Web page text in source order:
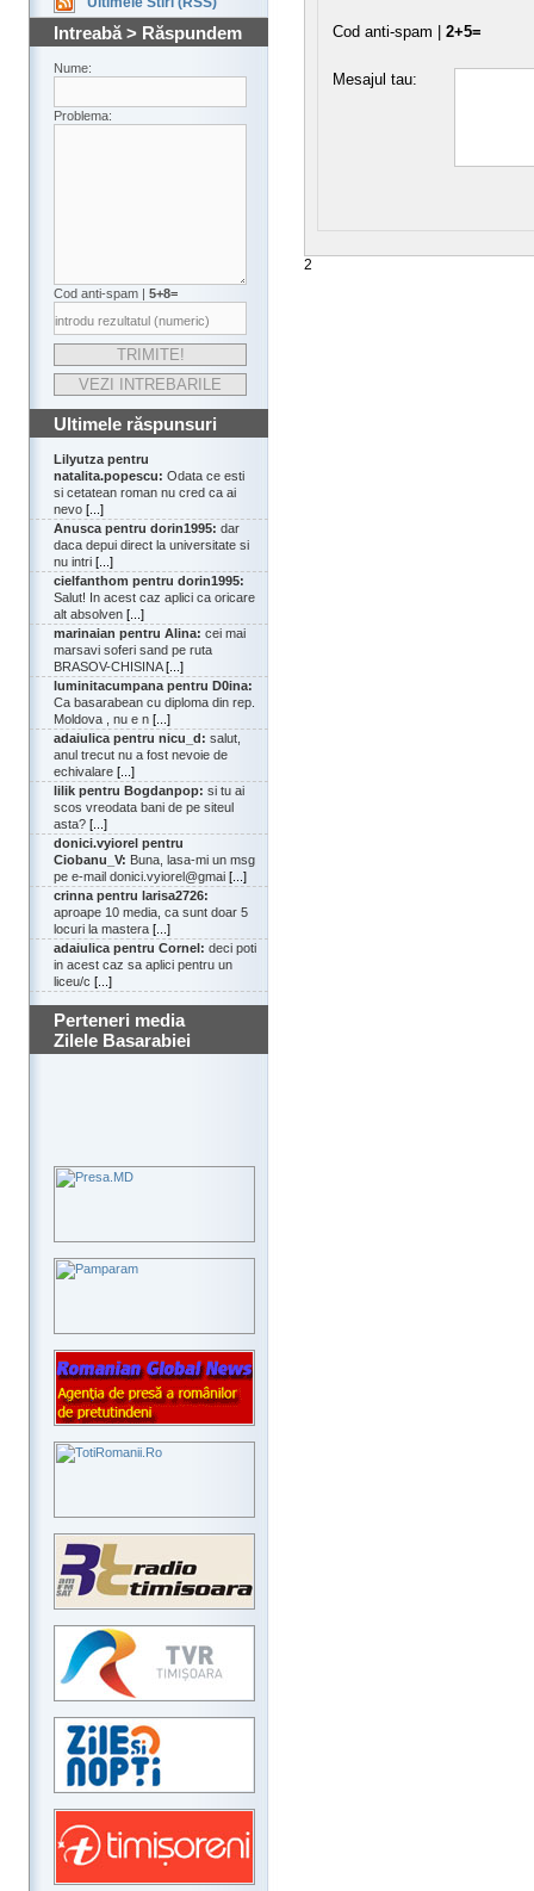
Intreabă > Răspundem
Nume:
Problema:
Cod anti-spam | 5+8=
Ultimele răspunsuri
Lilyutza pentru
natalita.popescu: Odata ce esti
si cetatean roman nu cred ca ai
nevo [...]
Anusca pentru dorin1995: dar
daca depui direct la universitate si
nu intri [...]
cielfanthom pentru dorin1995:
Salut! In acest caz aplici ca oricare
alt absolven [...]
marinaian pentru Alina: cei mai
marsavi soferi sand pe ruta
BRASOV-CHISINA[...]
luminitacumpana pentru D0ina:
Ca basarabean cu diploma din rep.
Moldova , nu e n [...]
adaiulica pentru nicu_d: salut,
anul trecut nu a fost nevoie de
echivalare [...]
lilik pentru Bogdanpop: si tu ai
scos vreodata bani de pe siteul
asta? [...]
donici.vyiorel pentru
Ciobanu_V: Buna, lasa-mi un msg
pe e-mail donici.vyiorel@gmai [...]
crinna pentru larisa2726:
aproape 10 media, ca sunt doar 5
locuri la mastera [...]
adaiulica pentru Cornel: deci poti
in acest caz sa aplici pentru un
liceu/c [...]
Perteneri media
Zilele Basarabiei
Cod anti-spam | 2+5=
Mesajul tau:
2